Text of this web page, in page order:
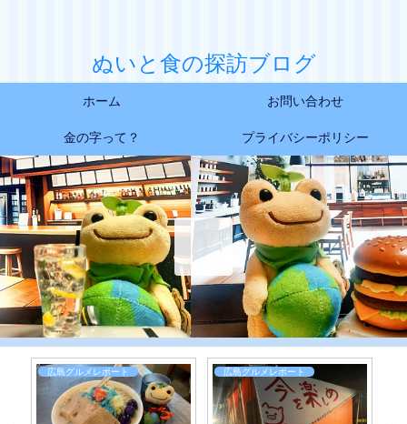
ぬいと食の探訪ブログ
ホーム お問い合わせ
金の字って？ プライバシーポリシー
広島カレーレポート 広島グルメレポート